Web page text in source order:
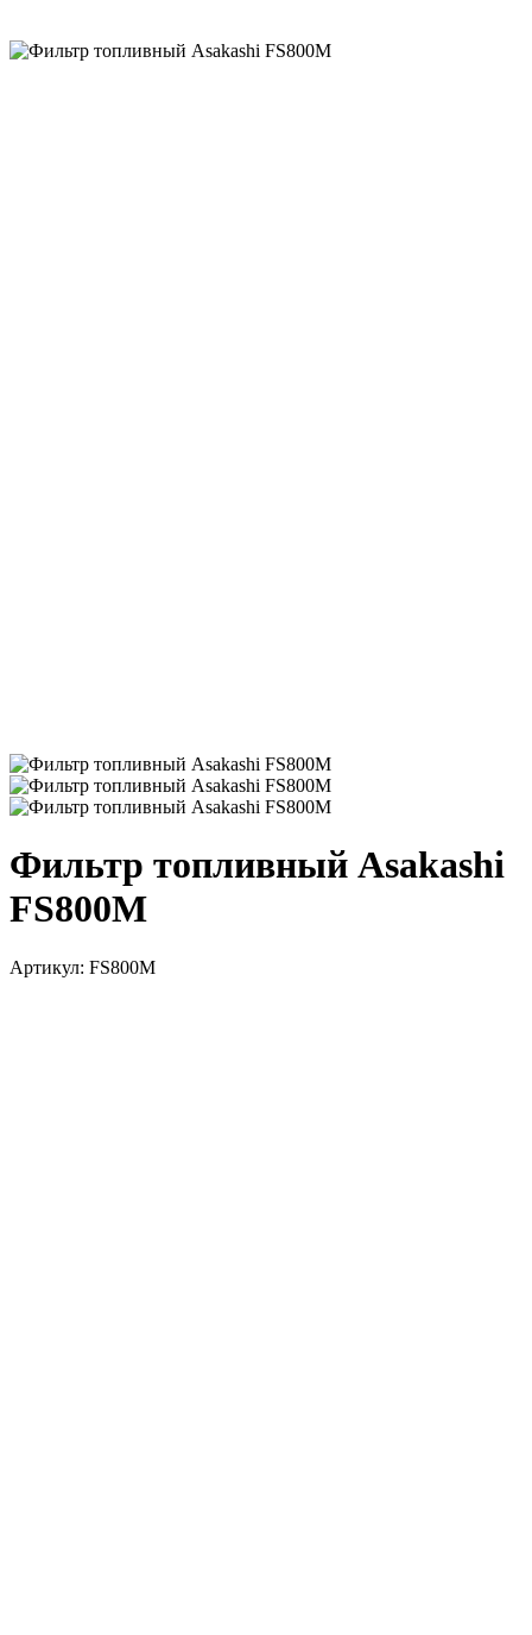
Фильтр топливный Asakashi
FS800M
Артикул: FS800M